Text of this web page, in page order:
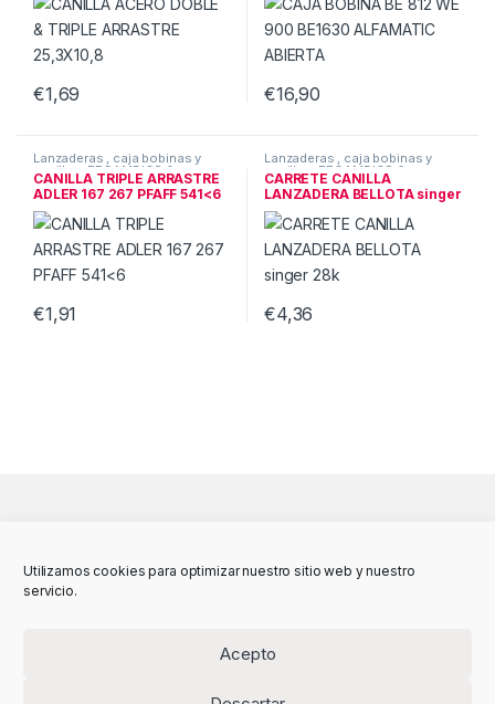
Utilizamos cookies para optimizar nuestro sitio web y nuestro
servicio.
Acepto
€1,69 €16,90
Lanzaderas , caja bobinas y
canillas ,RECAMBIOS &
ACCESORIOS
CANILLA TRIPLE ARRASTRE
ADLER 167 267 PFAFF 541<6
€1,91
Lanzaderas , caja bobinas y
canillas,RECAMBIOS &
ACCESORIOS
CARRETE CANILLA
LANZADERA BELLOTA singer
28k
€4,36